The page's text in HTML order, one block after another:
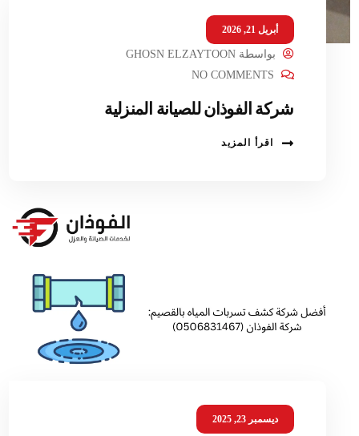
أبريل 21, 2026
بواسطةGHOSN ELZAYTOON
NO COMMENTS
شركة الفوذان للصيانة المنزلية
اقرأ المزيد
ديسمبر 23, 2025